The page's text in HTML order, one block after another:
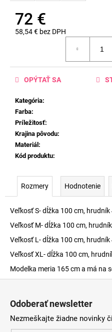
72 €
58,54 € bez DPH
Kategória:
Farba:
Príležitosť:
Krajina pôvodu:
Materiál :
Kód produktu:
OPÝTAŤ SA
Rozmery Hodnotenie
Veľkosť S- dĺžka 100 cm,
Veľkosť M- dĺžka 100 cm,
Veľkosť L- dĺžka 100 cm,
Veľkosť XL- dĺžka 100 cm,
Modelka meria 165 cm a má na
Odoberať newsletter
Nezmeškajte žiadne novinky